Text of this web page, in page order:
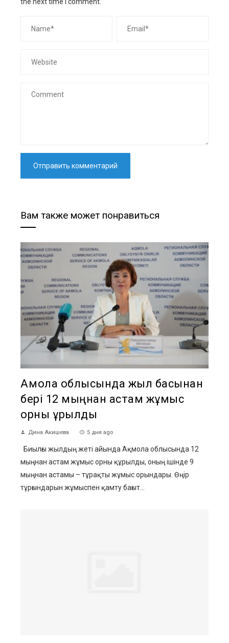
the next time I comment.
Вам также может понравиться
Ақмола облысында жыл басынан
бері 12 мыңнан астам жұмыс
орны құрылды
Дина Акишева 5 дня ago
Биылғы жылдың жеті айында Ақмола облысында 12
мыңнан астам жұмыс орны құрылды, оның ішінде 9
мыңнан астамы – тұрақты жұмыс орындары. Өңір
тұрғындарын жұмыспен қамту бағыт...